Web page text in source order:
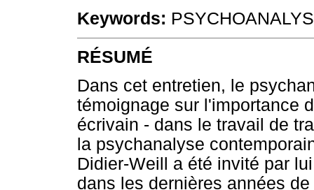
Keywords:
RÉSUMÉ
Dans cet entretien, le
témoignage sur l'importance
écrivain - dans le travail de
la psychanalyse
Didier-Weill a été invité par
dans les dernières années